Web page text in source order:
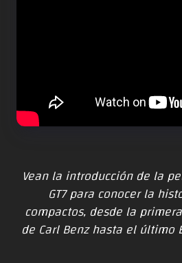
Vean la introducción de la
GT7 para conocer la
compactos, desde la
de Carl Benz hasta el último